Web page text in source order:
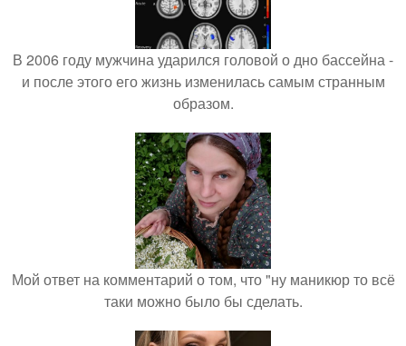
В 2006 году мужчина ударился головой о дно бассейна -
и после этого его жизнь изменилась самым странным
образом.
Мой ответ на комментарий о том, что "ну маникюр то всё
таки можно было бы сделать.